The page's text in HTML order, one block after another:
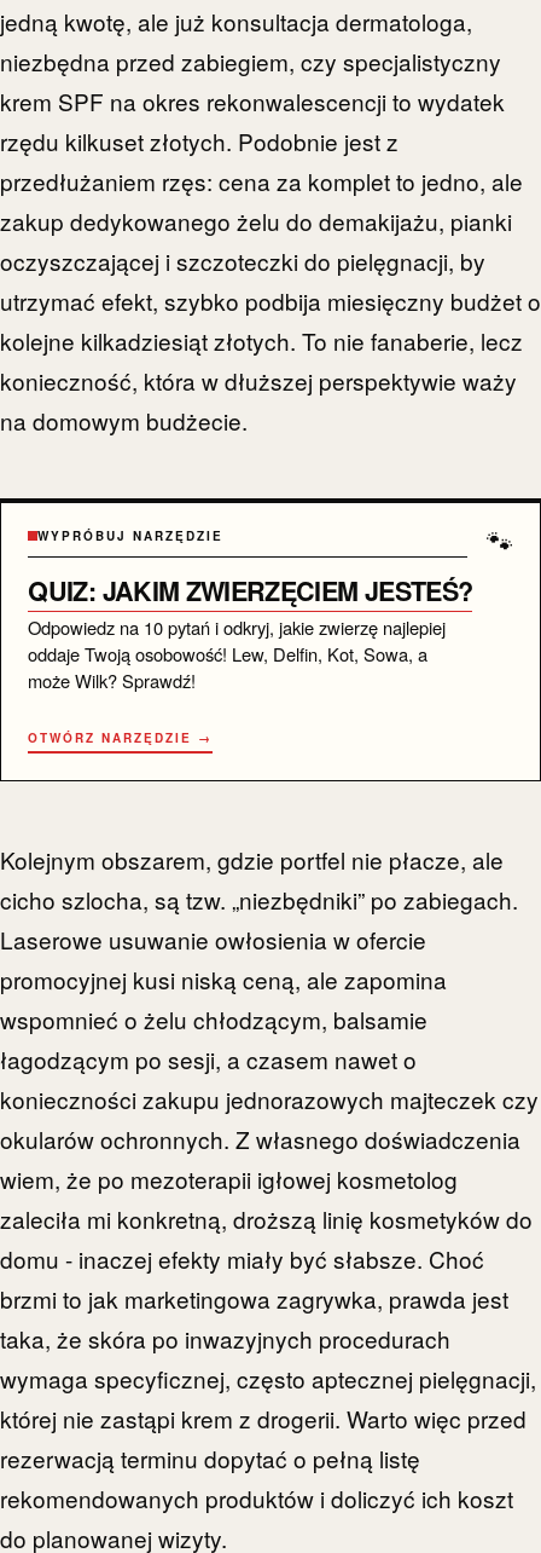
jedną kwotę, ale już konsultacja dermatologa,
niezbędna przed zabiegiem, czy specjalistyczny
krem SPF na okres rekonwalescencji to wydatek
rzędu kilkuset złotych. Podobnie jest z
przedłużaniem rzęs: cena za komplet to jedno, ale
zakup dedykowanego żelu do demakijażu, pianki
oczyszczającej i szczoteczki do pielęgnacji, by
utrzymać efekt, szybko podbija miesięczny budżet o
kolejne kilkadziesiąt złotych. To nie fanaberie, lecz
konieczność, która w dłuższej perspektywie waży
na domowym budżecie.
🐾
WYPRÓBUJ NARZĘDZIE
QUIZ: JAKIM ZWIERZĘCIEM JESTEŚ?
Odpowiedz na 10 pytań i odkryj, jakie zwierzę najlepiej
oddaje Twoją osobowość! Lew, Delfin, Kot, Sowa, a
może Wilk? Sprawdź!
OTWÓRZ NARZĘDZIE →
Kolejnym obszarem, gdzie portfel nie płacze, ale
cicho szlocha, są tzw. „niezbędniki” po zabiegach.
Laserowe usuwanie owłosienia w ofercie
promocyjnej kusi niską ceną, ale zapomina
wspomnieć o żelu chłodzącym, balsamie
łagodzącym po sesji, a czasem nawet o
konieczności zakupu jednorazowych majteczek czy
okularów ochronnych. Z własnego doświadczenia
wiem, że po mezoterapii igłowej kosmetolog
zaleciła mi konkretną, droższą linię kosmetyków do
domu - inaczej efekty miały być słabsze. Choć
brzmi to jak marketingowa zagrywka, prawda jest
taka, że skóra po inwazyjnych procedurach
wymaga specyficznej, często aptecznej pielęgnacji,
której nie zastąpi krem z drogerii. Warto więc przed
rezerwacją terminu dopytać o pełną listę
rekomendowanych produktów i doliczyć ich koszt
do planowanej wizyty.